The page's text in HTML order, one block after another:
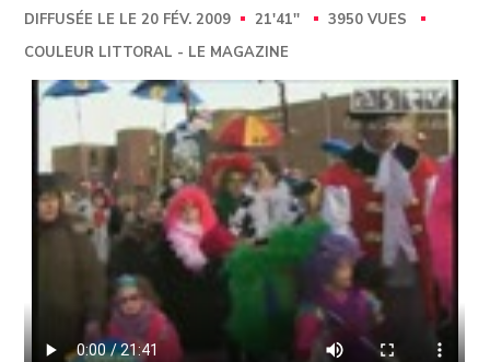
DIFFUSÉE LE LE 20 FÉV. 2009 21'41''
3950 VUES
COULEUR LITTORAL - LE MAGAZINE